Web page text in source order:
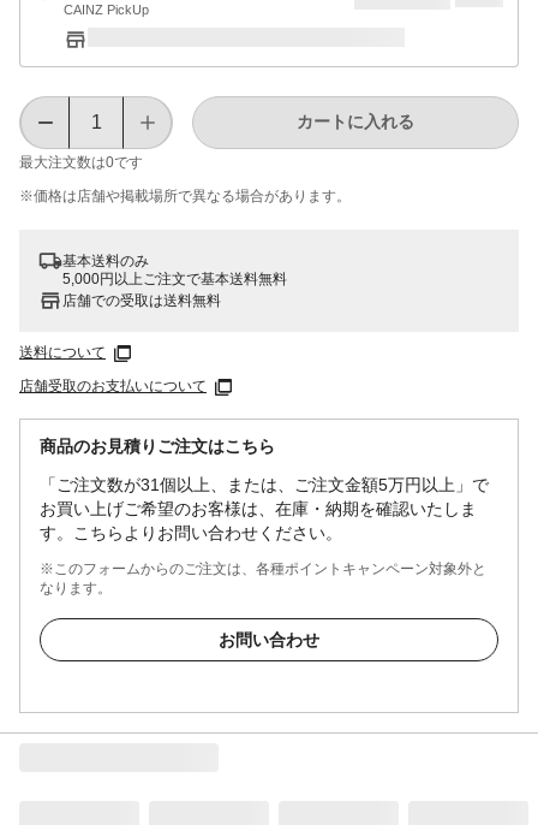
CAINZ PickUp
最大注文数は0です
カートに入れる
※価格は​店舗や​掲載場所で​異なる​場合が​あります。
基本送料のみ
5,000円以上ご注文で基本送料無料
店舗での受取は送料無料
送料について
店舗受取のお支払いについて
商品のお見積りご注文はこちら
「ご注文数が31個以上、または、ご注文金額5万円以上」で
お買い上げご希望のお客様は、在庫・納期を確認いたしま
す。こちらよりお問い合わせください。
※このフォームからのご注文は、各種ポイントキャンペーン対象外と
なります。
お問い合わせ